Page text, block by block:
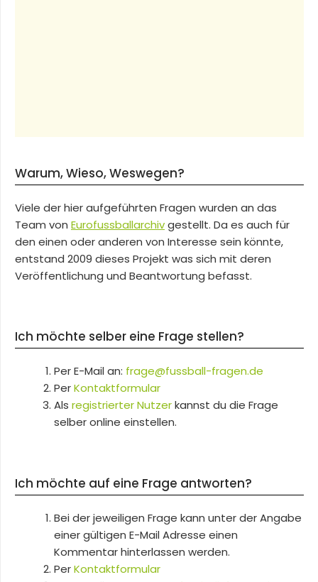
Warum, Wieso, Weswegen?
Viele der hier aufgeführten Fragen wurden an das
Team von Eurofussballarchivgestellt. Da es auch für
den einen oder anderen von Interesse sein könnte,
entstand 2009 dieses Projekt was sich mit deren
Veröffentlichung und Beantwortung befasst.
Ich möchte selber eine Frage stellen?
Per E-Mail an: frage@fussball-fragen.de
PerKontaktformular
Als registrierter Nutzerkannst du die Frage
selber online einstellen.
Ich möchte auf eine Frage antworten?
Bei der jeweiligen Frage kann unter der Angabe
einer gültigen E-Mail Adresse einen
Kommentar hinterlassen werden.
PerKontaktformular